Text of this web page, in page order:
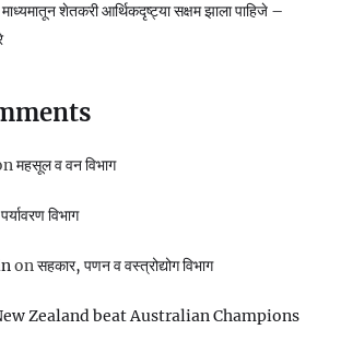
माध्यमातून शेतकरी आर्थिकदृष्ट्या सक्षम झाला पाहिजे –
महसूल व वन विभाग
पर्यावरण विभाग
onसहकार, पणन व वस्‍त्रोद्योग विभाग
Zealand beat Australian Champions